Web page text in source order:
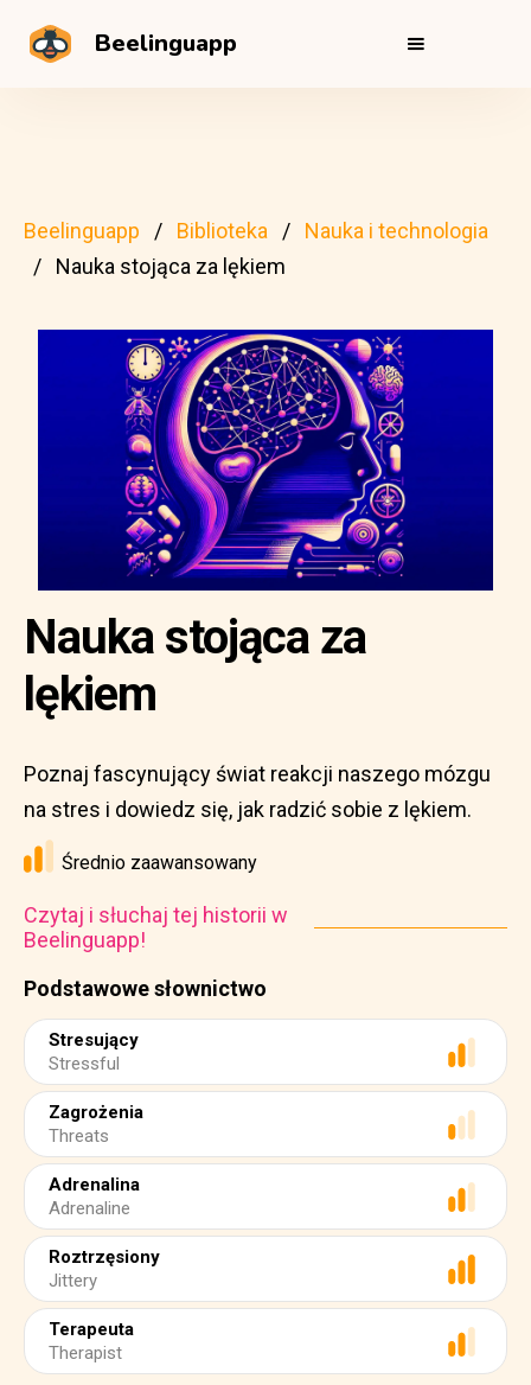
Beelinguapp
Beelinguapp Biblioteka
Nauka i technologia
Nauka stojąca za lękiem
Podstawowe słownictwo
Stresujący
Stressful
Zagrożenia
Threats
Adrenalina
Adrenaline
Roztrzęsiony
Jittery
Terapeuta
Therapist
Nauka stojąca za
lękiem
Poznaj fascynujący świat reakcji naszego mózgu
na stres i dowiedz się, jak radzić sobie z lękiem.
Średnio zaawansowany
Czytaj i słuchaj tej historii w
Beelinguapp!